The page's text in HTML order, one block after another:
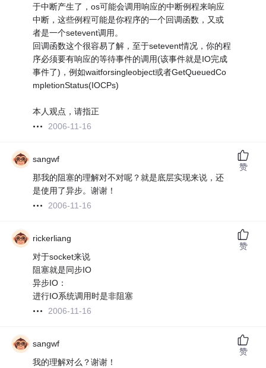
于中断产生了，os可能会调用响应的中断例程来响应
中断，这些例程可能是你程序的一个回调函数，又或
者是一个setevent调用。
回调函数这个很容易了解，至于setevent情况，你的程
序必须要有响应的等待事件的调用(该事件就是IO完成
事件了)，例如waitforsingleobject或者GetQueuedCo
mpletionStatus(IOCPs)
本人观点，请指正
2006-11-16
sangwf
那我的阻塞的理解对不对呢？就是底层实现来说，还
是使用了异步。谢谢！
2006-11-16
赞
rickerliang
对于socket来说
阻塞就是同步IO
异步IO：
进行IO系统调用时是非阻塞
2006-11-16
赞
sangwf
我的理解对么？谢谢！
赞